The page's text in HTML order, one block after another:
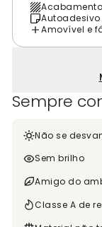
Autoadesivo
Amovível e
Sempre
Não se
Sem brilho
Amigo do
Classe A de